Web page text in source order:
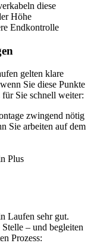
diese
Höhe
Endkontrolle
gelten klare
Sie diese Punkte
Sie schnell weiter:
zwingend nötig
Sie arbeiten auf dem
Plus
Laufen sehr gut.
– und begleiten
Prozess: